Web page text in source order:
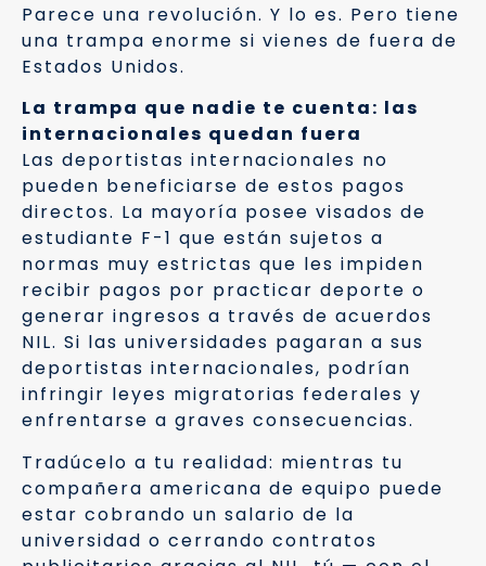
Parece una revolución. Y lo es. Pero tiene
una trampa enorme si vienes de fuera de
Estados Unidos.
La trampa que nadie te cuenta: las
internacionales quedan fuera
Las deportistas internacionales no
pueden beneficiarse de estos pagos
directos. La mayoría posee visados de
estudiante F-1 que están sujetos a
normas muy estrictas que les impiden
recibir pagos por practicar deporte o
generar ingresos a través de acuerdos
NIL. Si las universidades pagaran a sus
deportistas internacionales, podrían
infringir leyes migratorias federales y
enfrentarse a graves consecuencias.
Tradúcelo a tu realidad: mientras tu
compañera americana de equipo puede
estar cobrando un salario de la
universidad o cerrando contratos